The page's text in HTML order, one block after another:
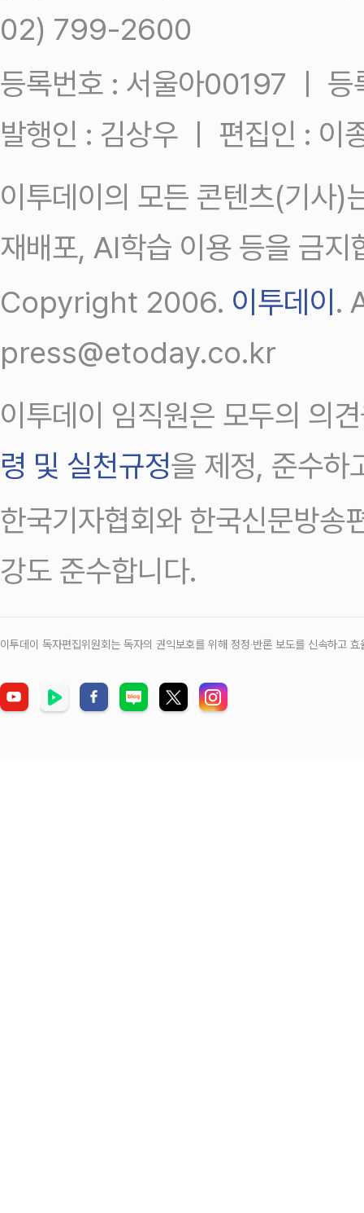
02) 799-2600
등록번호 : 서울아00197 ㅣ
발행인 : 김상우 ㅣ 편집인 : 이
이투데이의 모든 콘텐츠(기사)
재배포, AI학습 이용 등을 금지
Copyright 2006. 이투데이 .
press@etoday.co.kr
이투데이 임직원은 모두의 의
령 및 실천규정을 제정, 준수하
한국기자협회와 한국신문방송
강도 준수합니다.
이투데이 독자편집위원회는 독자의 권익보호를 위해 정정‧반론 보도를 신속하고